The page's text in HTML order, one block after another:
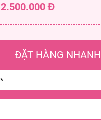
2.500.000 Đ
ĐẶT HÀNG NHANH